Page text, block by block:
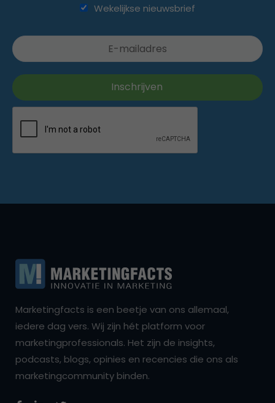
Wekelijkse nieuwsbrief
Marketingfacts is een beetje van ons allemaal,
iedere dag vers. Wij zijn hét platform voor
marketingprofessionals. Het zijn de insights,
podcasts, blogs, opinies en recencies die ons als
marketingcommunity binden.